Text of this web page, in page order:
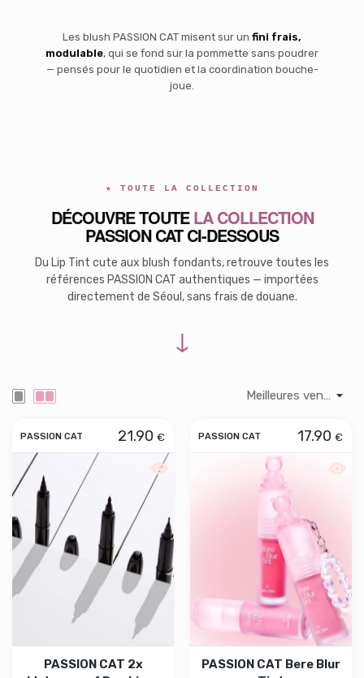
Les blush PASSION CAT misent sur un fini frais,
modulable, qui se fond sur la pommette sans poudrer
— pensés pour le quotidien et la coordination bouche-
joue.
★ TOUTE LA COLLECTION
DÉCOUVRE TOUTELA COLLECTION
PASSION CAT CI-DESSOUS
Du Lip Tint cute aux blush fondants, retrouve toutes les
références PASSION CAT authentiques — importées
directement de Séoul, sans frais de douane.
↓
PASSION CAT 21.90 €
Aperçu rapide PASSION CAT 2x
PASSION CAT 2x
PASSION CAT 17.90 €
PASSION CAT Bere Blur